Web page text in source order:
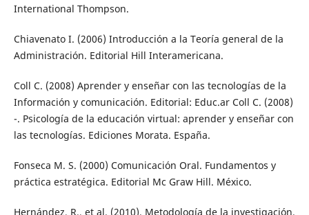
International Thompson.
Chiavenato I. (2006) Introducción a la Teoría general de la
Administración. Editorial Hill Interamericana.
Coll C. (2008) Aprender y enseñar con las tecnologías de la
Información y comunicación. Editorial: Educ.ar Coll C. (2008)
-. Psicología de la educación virtual: aprender y enseñar con
las tecnologías. Ediciones Morata. España.
Fonseca M. S. (2000) Comunicación Oral. Fundamentos y
práctica estratégica. Editorial Mc Graw Hill. México.
Hernández, R., et al. (2010). Metodología de la investigación.